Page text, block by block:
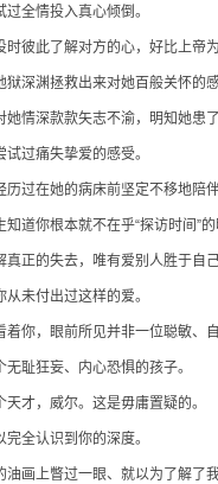
过全情投入真心倾倒。
时彼此了解对方的心，好比上帝
狱深渊拯救出来对她百般关怀的
她情深款款矢志不渝，明知她患
试过痛失挚爱的感受。
历过在她的病床前坚定不移地陪
知道你根本就不在乎“探访时间”的
真正的失去，唯有爱别人胜于自己
从未付出过这样的爱。
着你，眼前所见并非一位聪敏、自
无耻狂妄、内心恐惧的孩子。
天才，威尔。这是毋庸置疑的。
完全认识到你的深度。
油画上瞥过一眼、就以为了解了